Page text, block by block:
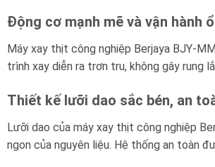
Động cơ mạnh mẽ và vận hành
Máy xay thịt công nghiệp Berjaya BJY-
trình xay diễn ra trơn tru, không gây rung
Thiết kế lưỡi dao sắc bén, an
Lưỡi dao của máy xay thịt công nghiệp
ngon của nguyên liệu. Hệ thống an toàn